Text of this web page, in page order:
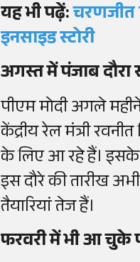
यह भी पढ़ें:चरणजीत
इनसाइड स्टोरी
अगस्त में पंजाब
पीएम मोदी अगले
केंद्रीय रेल मंत्री
के लिए आ रहे हैं। इसके
इस दौरे की तारीख
तैयारियां तेज हैं।
फरवरी में भी आ चुके